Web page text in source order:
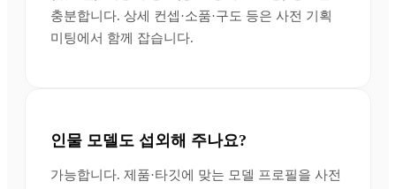
충분합니다. 상세 컨셉·소품·구도 등은 사전 기획
미팅에서 함께 잡습니다.
인물 모델도 섭외해 주나요?
가능합니다. 제품·타깃에 맞는 모델 프로필을 사전